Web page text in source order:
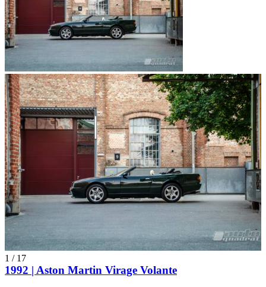
1 / 17
1992 | Aston Martin Virage Volante